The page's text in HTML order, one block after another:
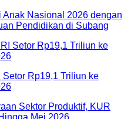
Nasional 2026 dengan
Pendidikan di Subang
Rp19,1 Triliun ke